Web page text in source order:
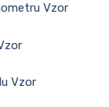
Vzor
Vzor